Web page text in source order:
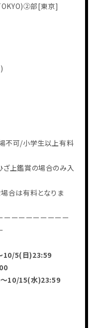
部[東京]
不可/⼩学⽣以上有料
賞の場合のみ⼊
有料となりま
ーーーーーーーーー
10/5(日)23:59
10/15(水)23:59